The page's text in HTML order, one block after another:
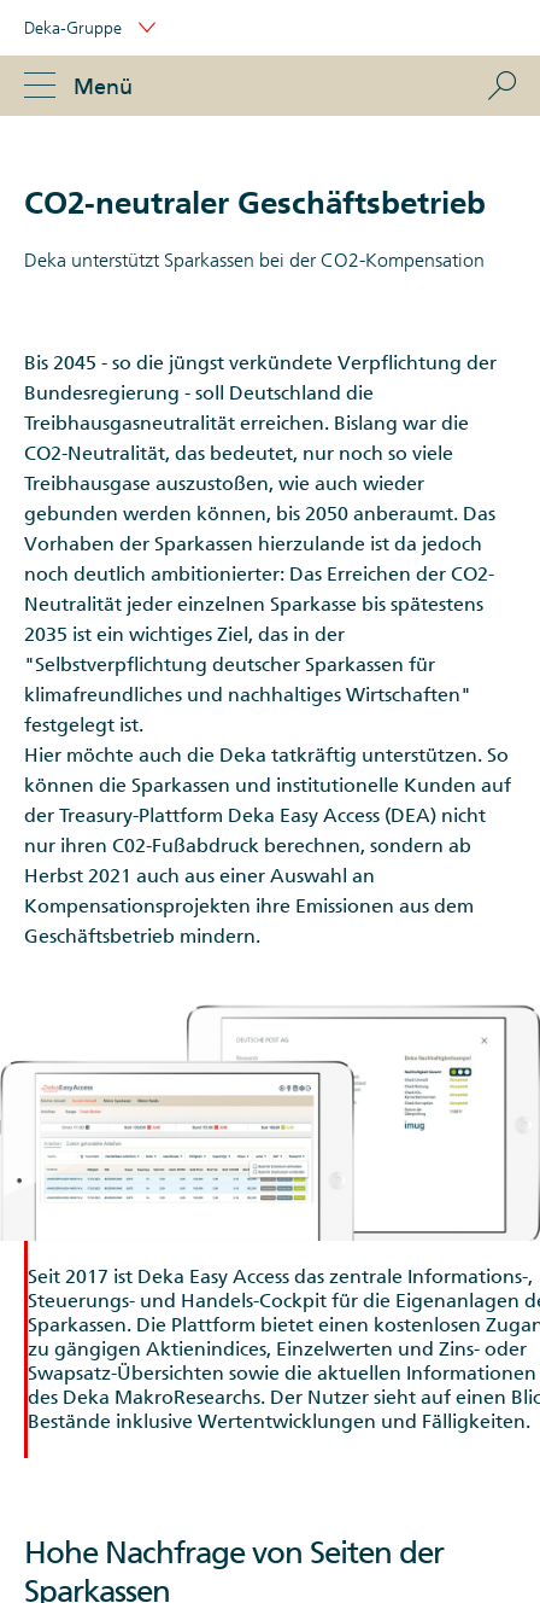
Links
Navigation
Portal
Navigation
Deka-Gruppe
Menü
CO2-neutraler Geschäftsbetrieb
Deka unterstützt Sparkassen bei der CO2-Kompensation
Bis 2045 - so die jüngst verkündete Verpflichtung der
Bundesregierung - soll Deutschland die
Treibhausgasneutralität erreichen. Bislang war die
CO2-Neutralität, das bedeutet, nur noch so viele
Treibhausgase auszustoßen, wie auch wieder
gebunden werden können, bis 2050 anberaumt. Das
Vorhaben der Sparkassen hierzulande ist da jedoch
noch deutlich ambitionierter: Das Erreichen der CO2-
Neutralität jeder einzelnen Sparkasse bis spätestens
2035 ist ein wichtiges Ziel, das in der
"Selbstverpflichtung deutscher Sparkassen für
klimafreundliches und nachhaltiges Wirtschaften"
festgelegt ist.
Hier möchte auch die Deka tatkräftig unterstützen. So
können die Sparkassen und institutionelle Kunden auf
der Treasury-Plattform Deka Easy Access (DEA) nicht
nur ihren C02-Fußabdruck berechnen, sondern ab
Herbst 2021 auch aus einer Auswahl an
Kompensationsprojekten ihre Emissionen aus dem
Geschäftsbetrieb mindern.
Seit 2017 ist Deka Easy Access das zentrale Informations-,
Steuerungs- und Handels-Cockpit für die Eigenanlagen
Sparkassen. Die Plattform bietet einen kostenlosen
zu gängigen Aktienindices, Einzelwerten und Zins- oder
Swapsatz-Übersichten sowie die aktuellen Informationen
des Deka MakroResearchs. Der Nutzer sieht auf einen
Bestände inklusive Wertentwicklungen und Fälligkeiten.
Hohe Nachfrage von Seiten der
Sparkassen